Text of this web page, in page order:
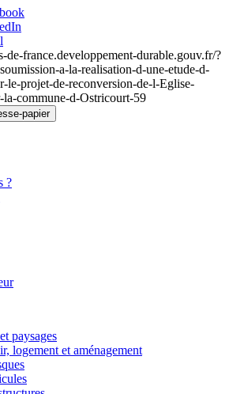
de-france.developpement-durable.gouv.fr/?
a-la-realisation-d-une-etude-d-
le-projet-de-reconversion-de-l-Eglise-
la-commune-d-Ostricourt-59
papier
?
paysages
logement et aménagement